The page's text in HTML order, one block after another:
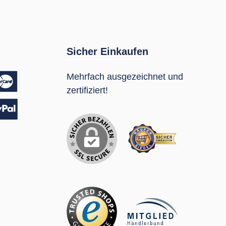
Sicher Einkaufen
Mehrfach ausgezeichnet und
zertifiziert!